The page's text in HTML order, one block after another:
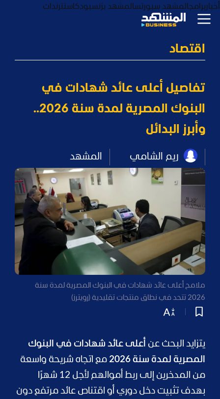
أخبار برامجالمشهد سبورتسالمشهد بزنسبودكاستترندات
اقتصاد
تفاصيل أعلى عائد شهادات في
البنوك المصرية لمدة سنة 2026..
وأبرز البدائل
ريم الشامي المشهد
ملامح أعلى عائد شهادات في البنوك المصرية لمدة سنة
2026 تتحد في نطاق منتجات تقليدية (رويترز)
يتزايد البحث عن أعلى عائد شهادات في البنوك
المصرية لمدة سنة 2026
مع اتجاه شريحة واسعة
من المدخرين إلى ربط أموالهم لأجل 12 شهرًا
بهدف تثبيت دخل دوري أو اقتناص عائد مرتفع دون